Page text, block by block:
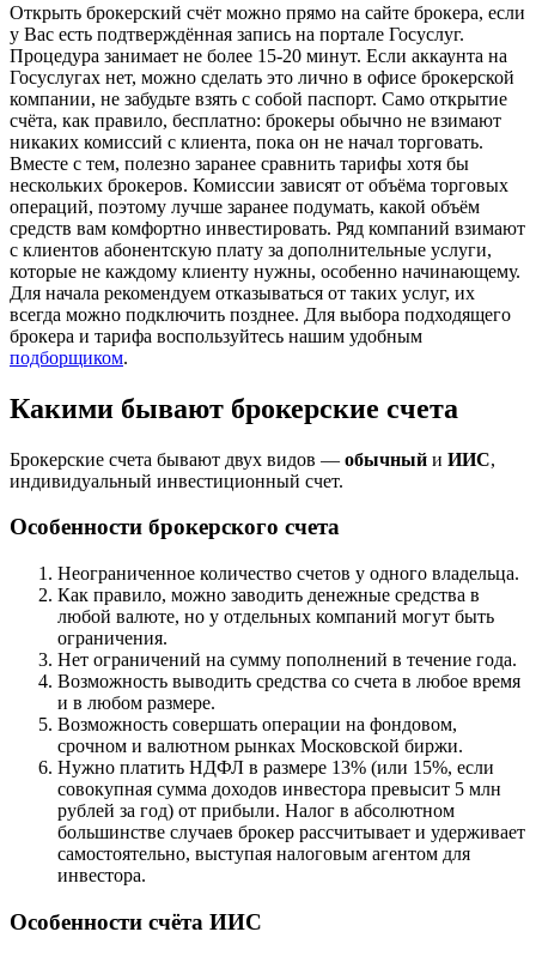
Открыть брокерский счёт можно прямо на сайте брокера, если
у Вас есть подтверждённая запись на портале Госуслуг.
Процедура занимает не более 15-20 минут. Если аккаунта на
Госуслугах нет, можно сделать это лично в офисе брокерской
компании, не забудьте взять с собой паспорт. Само открытие
счёта, как правило, бесплатно: брокеры обычно не взимают
никаких комиссий с клиента, пока он не начал торговать.
Вместе с тем, полезно заранее сравнить тарифы хотя бы
нескольких брокеров. Комиссии зависят от объёма торговых
операций, поэтому лучше заранее подумать, какой объём
средств вам комфортно инвестировать. Ряд компаний взимают
с клиентов абонентскую плату за дополнительные услуги,
которые не каждому клиенту нужны, особенно начинающему.
Для начала рекомендуем отказываться от таких услуг, их
всегда можно подключить позднее. Для выбора подходящего
брокера и тарифа воспользуйтесь нашим удобным
подборщиком.
Какими бывают брокерские счета
Брокерские счета бывают двух видов — обычный и ИИС,
индивидуальный инвестиционный счет.
Особенности брокерского счета
Неограниченное количество счетов у одного владельца.
Как правило, можно заводить денежные средства в
любой валюте, но у отдельных компаний могут быть
ограничения.
Нет ограничений на сумму пополнений в течение года.
Возможность выводить средства со счета в любое время
и в любом размере.
Возможность совершать операции на фондовом,
срочном и валютном рынках Московской биржи.
Нужно платить НДФЛ в размере 13% (или 15%, если
совокупная сумма доходов инвестора превысит 5 млн
рублей за год) от прибыли. Налог в абсолютном
большинстве случаев брокер рассчитывает и удерживает
самостоятельно, выступая налоговым агентом для
инвестора.
Особенности счёта ИИС